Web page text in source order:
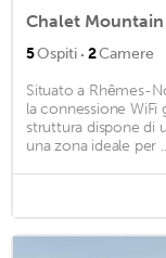
Chalet Mountain
5Ospiti · 2Camere
Situato a Rhêmes-
la connessione WiFi
struttura dispone di
una zona ideale per